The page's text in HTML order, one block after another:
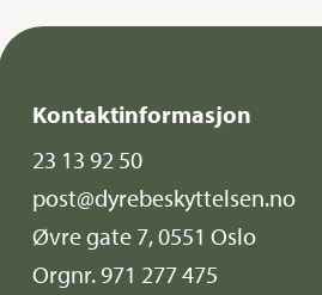
Kontaktinformasjon
23 13 92 50
post@dyrebeskyttelsen.no
Øvre gate 7, 0551 Oslo
Orgnr. 971 277 475